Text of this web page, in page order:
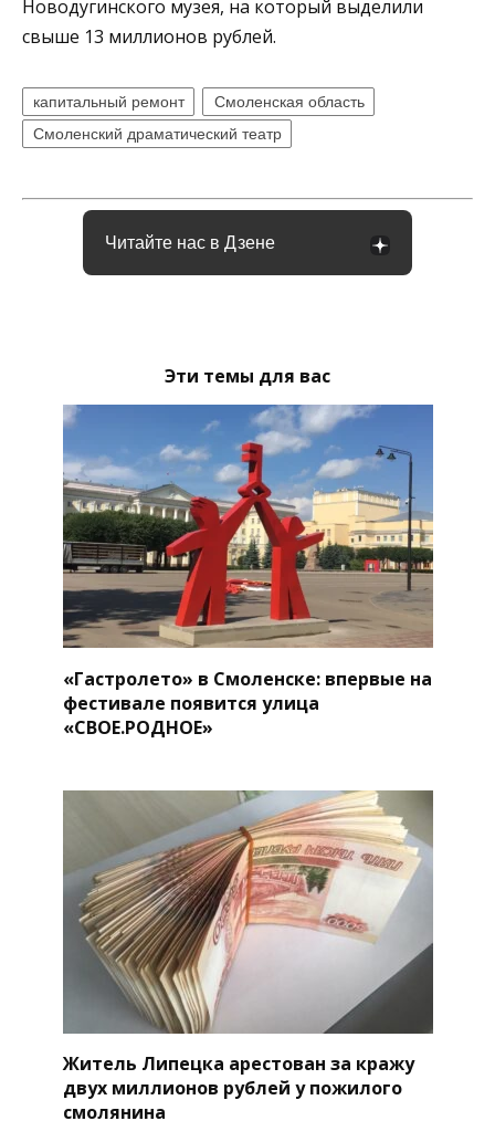
Новодугинского музея, на который выделили
свыше 13 миллионов рублей.
капитальный ремонт
Смоленская область
Смоленский драматический театр
Читайте нас в Дзене
Эти темы для вас
«Гастролето» в Смоленске: впервые на
фестивале появится улица
«СВОЕ.РОДНОЕ»
Житель Липецка арестован за кражу
двух миллионов рублей у пожилого
смолянина